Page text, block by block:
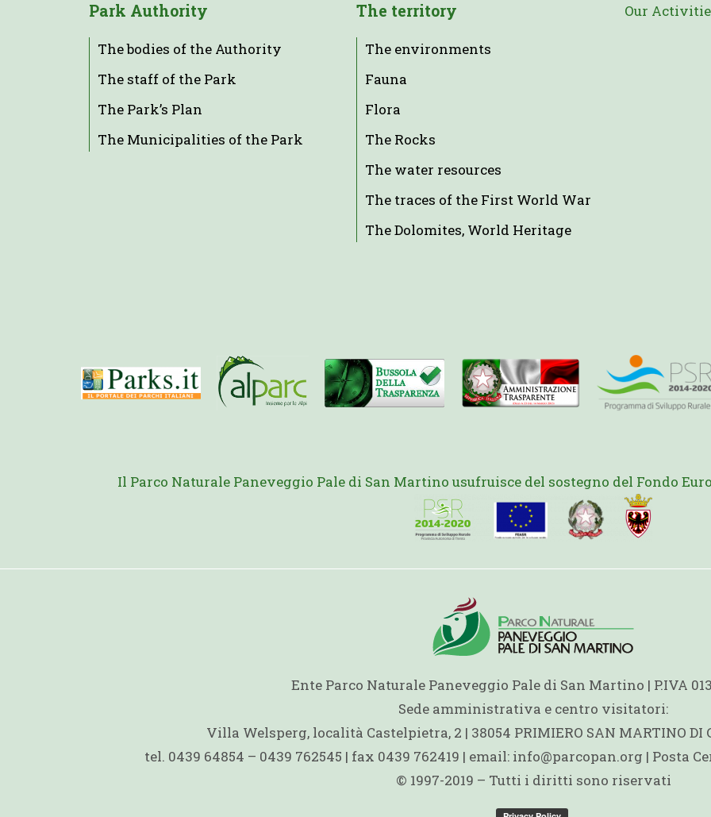
Park Authority
The bodies of the Authority
The staff of the Park
The Park’s Plan
The Municipalities of the Park
The territory
The environments
Fauna
Flora
The Rocks
The water resources
The traces of the First World War
The Dolomites, World Heritage
Our
Il Parco Naturale Paneveggio Pale di San Martino usufruisce del sostegno del Fondo
Ente Parco Naturale Paneveggio Pale di San Martino | P.IVA
Sede amministrativa e centro visitatori:
Villa Welsperg, località Castelpietra, 2 | 38054 PRIMIERO SAN MARTINO DI
tel. 0439 64854 – 0439 762545 | fax 0439 762419 | email: info@parcopan.org | Posta
© 1997-2019 – Tutti i diritti sono riservati